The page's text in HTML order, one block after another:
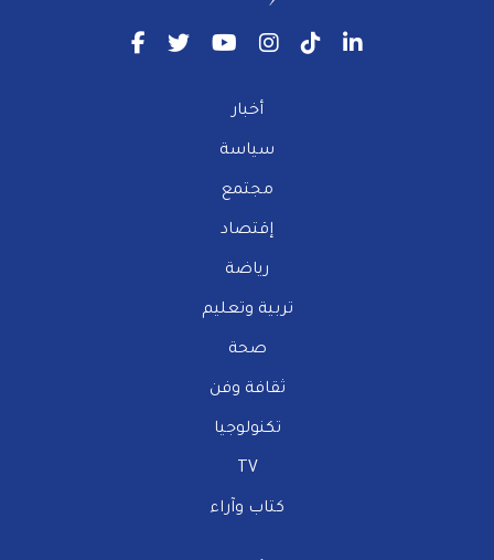
أخبار
سياسة
مجتمع
إقتصاد
رياضة
تربية وتعليم
صحة
ثقافة وفن
تكنولوجيا
TV
كتاب وآراء